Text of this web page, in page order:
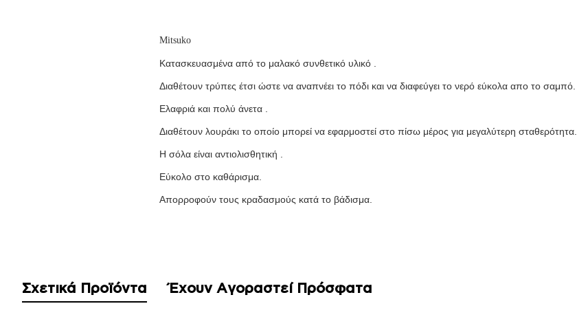
Mitsuko
Κατασκευασμένα από τo μαλακό συνθετικό υλικό .
Διαθέτουν τρύπες έτσι ώστε να αναπνέει το πόδι και να διαφεύγει το νερό εύκολα απο το σαμπό.
Ελαφριά και πολύ άνετα .
Διαθέτουν λουράκι το οποίο μπορεί να εφαρμοστεί στο πίσω μέρος για μεγαλύτερη σταθερότητα.
Η σόλα είναι αντιολισθητική .
Εύκολο στο καθάρισμα.
Απορροφούν τους κραδασμούς κατά το βάδισμα.
Σχετικά Προϊόντα Έχουν Αγοραστεί Πρόσφατα